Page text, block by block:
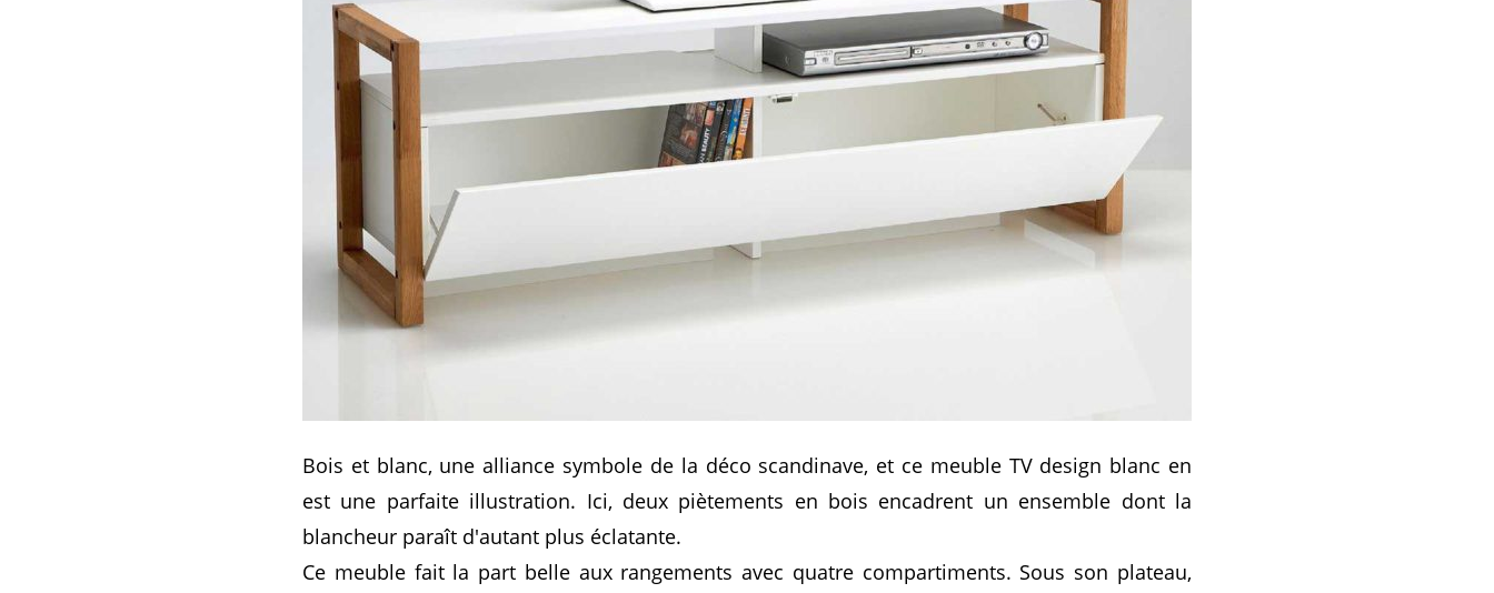
Bois et blanc, une alliance symbole de la déco scandinave, et ce meuble TV design blanc en
est une parfaite illustration. Ici, deux piètements en bois encadrent un ensemble dont la
blancheur paraît d'autant plus éclatante.
Ce meuble fait la part belle aux rangements avec quatre compartiments. Sous son plateau,